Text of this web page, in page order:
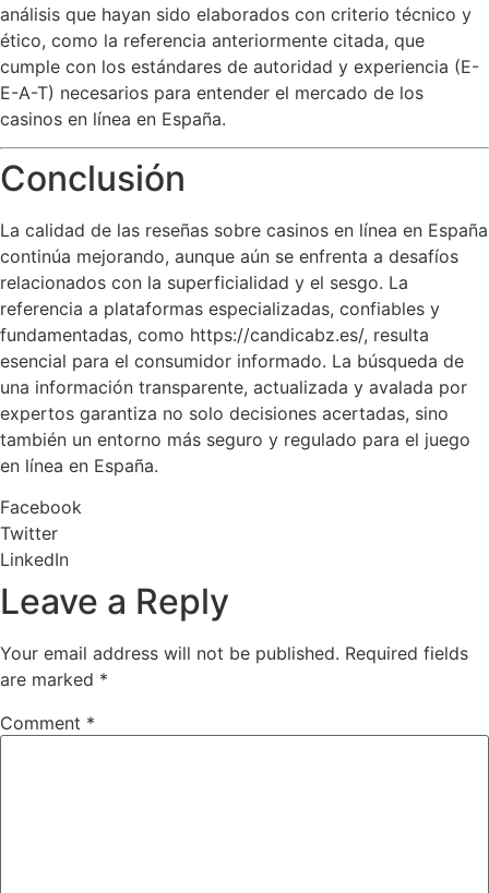
análisis que hayan sido elaborados con criterio técnico y
ético, como la referencia anteriormente citada, que
cumple con los estándares de autoridad y experiencia (E-
E-A-T) necesarios para entender el mercado de los
casinos en línea en España.
Conclusión
La calidad de las reseñas sobre casinos en línea en España
continúa mejorando, aunque aún se enfrenta a desafíos
relacionados con la superficialidad y el sesgo. La
referencia a plataformas especializadas, confiables y
fundamentadas, como https://candicabz.es/, resulta
esencial para el consumidor informado. La búsqueda de
una información transparente, actualizada y avalada por
expertos garantiza no solo decisiones acertadas, sino
también un entorno más seguro y regulado para el juego
en línea en España.
Facebook
Twitter
LinkedIn
Leave a Reply
Your email address will not be published. Required fields
are marked *
Comment *